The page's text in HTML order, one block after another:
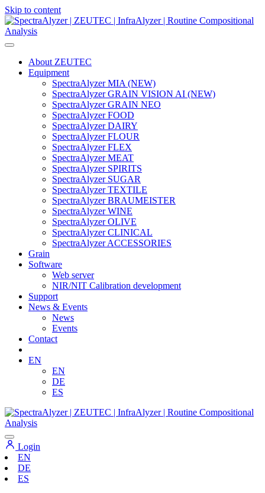
Skip to content
Main
Navigation
About ZEUTEC
Equipment
SpectraAlyzer MIA (NEW)
SpectraAlyzer GRAIN VISION AI (NEW)
SpectraAlyzer GRAIN NEO
SpectraAlyzer FOOD
SpectraAlyzer DAIRY
SpectraAlyzer FLOUR
SpectraAlyzer FLEX
SpectraAlyzer MEAT
SpectraAlyzer SPIRITS
SpectraAlyzer SUGAR
SpectraAlyzer TEXTILE
SpectraAlyzer BRAUMEISTER
SpectraAlyzer WINE
SpectraAlyzer OLIVE
SpectraAlyzer CLINICAL
SpectraAlyzer ACCESSORIES
Grain
Software
Web server
NIR/NIT Calibration development
Support
News & Events
News
Events
Contact
EN
EN
DE
ES
Login
EN
DE
ES